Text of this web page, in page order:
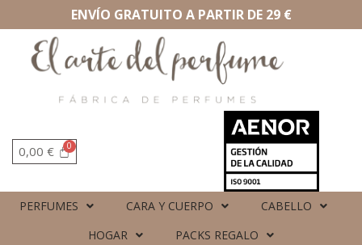
ENVÍO GRATUITO A PARTIR DE 29 €
0,00 €
PERFUMES CARA Y CUERPO
CABELLO
HOGAR
PACKS REGALO